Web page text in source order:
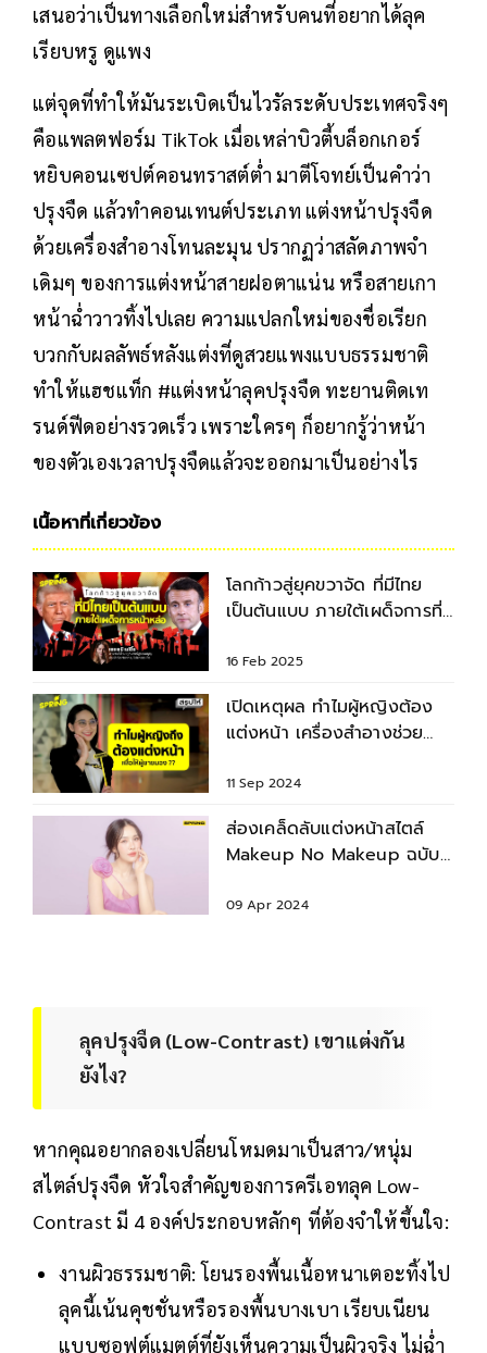
เสนอว่าเป็นทางเลือกใหม่สำหรับคนที่อยากได้ลุค
เรียบหรู ดูแพง
แต่จุดที่ทำให้มันระเบิดเป็นไวรัลระดับประเทศจริงๆ
คือแพลตฟอร์ม TikTok เมื่อเหล่าบิวตี้บล็อกเกอร์
หยิบคอนเซปต์คอนทราสต์ต่ำ มาตีโจทย์เป็นคำว่า
ปรุงจืด แล้วทำคอนเทนต์ประเภท แต่งหน้าปรุงจืด
ด้วยเครื่องสำอางโทนละมุน ปรากฏว่าสลัดภาพจำ
เดิมๆ ของการแต่งหน้าสายฝอตาแน่น หรือสายเกา
หน้าฉ่ำวาวทิ้งไปเลย ความแปลกใหม่ของชื่อเรียก
บวกกับผลลัพธ์หลังแต่งที่ดูสวยแพงแบบธรรมชาติ
ทำให้แฮชแท็ก #แต่งหน้าลุคปรุงจืด ทะยานติดเท
รนด์ฟีดอย่างรวดเร็ว เพราะใครๆ ก็อยากรู้ว่าหน้า
ของตัวเองเวลาปรุงจืดแล้วจะออกมาเป็นอย่างไร
เนื้อหาที่เกี่ยวข้อง
โลกก้าวสู่ยุคขวาจัด ที่มีไทย
เป็นต้นแบบ ภายใต้เผด็จการที่
16 Feb 2025
เปิดเหตุผล ทำไมผู้หญิงต้อง
แต่งหน้า เครื่องสำอางช่วย
11 Sep 2024
ส่องเคล็ดลับแต่งหน้าสไตล์
Makeup No Makeup ฉบับ
09 Apr 2024
ลุคปรุงจืด (Low-Contrast) เขาแต่งกัน
ยังไง?
หากคุณอยากลองเปลี่ยนโหมดมาเป็นสาว/หนุ่ม
สไตล์ปรุงจืด หัวใจสำคัญของการครีเอทลุค Low-
Contrast มี 4 องค์ประกอบหลักๆ ที่ต้องจำให้ขึ้นใจ:
งานผิวธรรมชาติ: โยนรองพื้นเนื้อหนาเตอะทิ้งไป
ลุคนี้เน้นคุชชั่นหรือรองพื้นบางเบา เรียบเนียน
แบบซอฟต์แมตต์ที่ยังเห็นความเป็นผิวจริง ไม่ฉ่ำ